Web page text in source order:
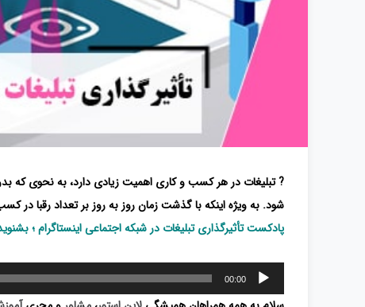
?تبلیغات در هر کسب و کاری اهمیت زیادی دارد، به نحوی که
شود. به ویژه اینکه با گذشت زمان روز به روز بر تعداد رقبا در
پادکست تأثیرگذاری تبلیغات در شبکه اجتماعی اینستاگرام ؛
پخش‌کننده
صوت
00:00